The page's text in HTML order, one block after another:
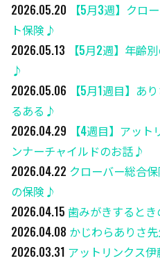
2026.05.20
【5月3週】クロ
ト保険♪
2026.05.13
【5月2週】年齢
♪
2026.05.06
【5月1週目】あ
るある♪
2026.04.29
【4週目】アッ
ンナーチャイルドのお話♪
2026.04.22 クローバー総合
の保険♪
2026.04.15 歯みがきすると
2026.04.08 かじわらありさ
2026.03.31 アットリンクス